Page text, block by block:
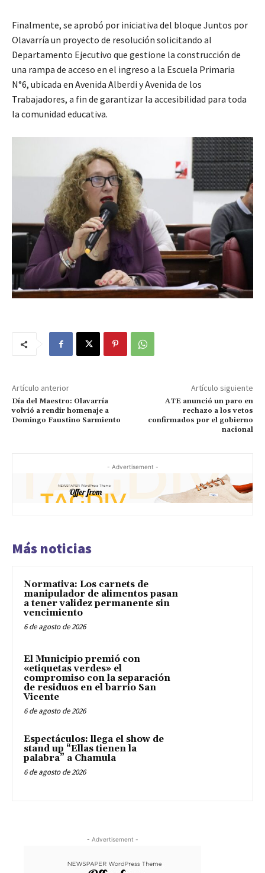
Finalmente, se aprobó por iniciativa del bloque Juntos por
Olavarría un proyecto de resolución solicitando al
Departamento Ejecutivo que gestione la construcción de
una rampa de acceso en el ingreso a la Escuela Primaria
N°6, ubicada en Avenida Alberdi y Avenida de los
Trabajadores, a fin de garantizar la accesibilidad para toda
la comunidad educativa.
Artículo anterior
Día del Maestro: Olavarría
volvió a rendir homenaje a
Domingo Faustino Sarmiento
Artículo siguiente
ATE anunció un paro en
rechazo a los vetos
confirmados por el gobierno
nacional
- Advertisement -
Más noticias
Normativa: Los carnets de
manipulador de alimentos pasan
a tener validez permanente sin
vencimiento
6 de agosto de 2026
El Municipio premió con
«etiquetas verdes» el
compromiso con la separación
de residuos en el barrio San
Vicente
6 de agosto de 2026
Espectáculos: llega el show de
stand up “Ellas tienen la
palabra” a Chamula
6 de agosto de 2026
- Advertisement -